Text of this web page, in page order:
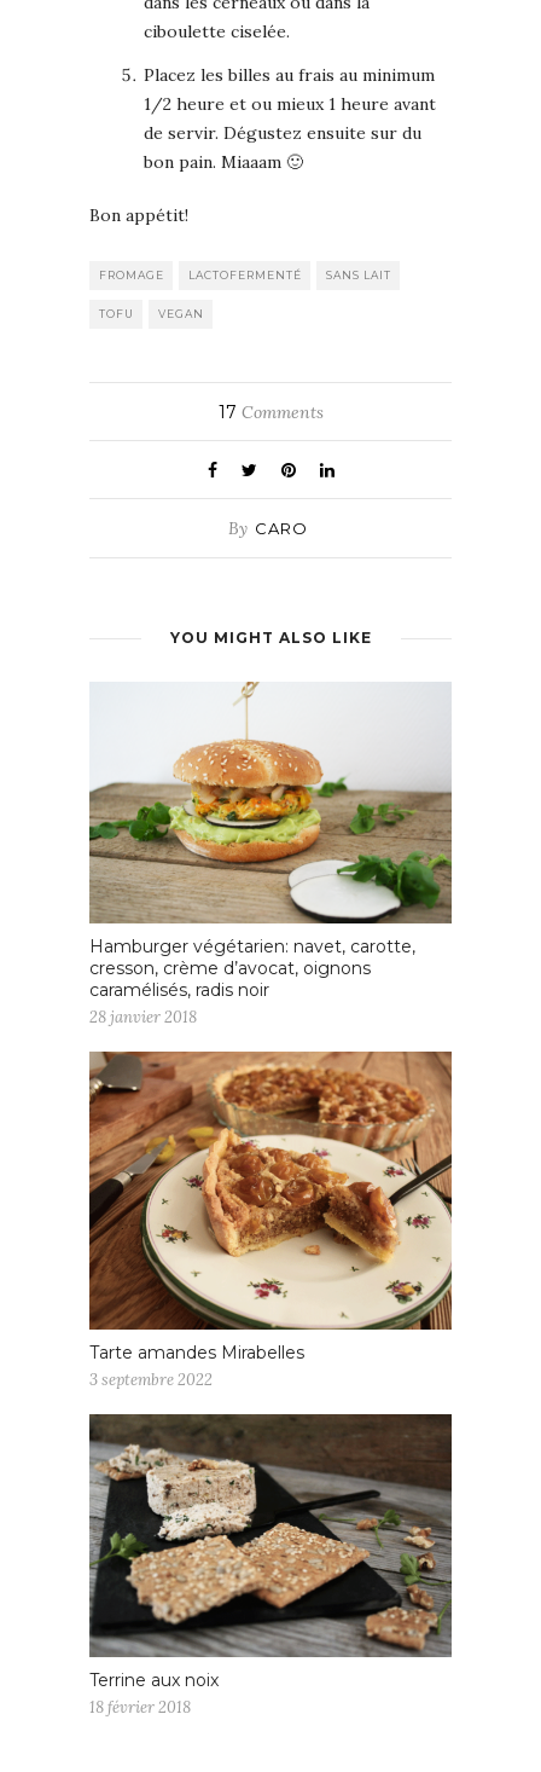
ciboulette ciselée.
Placez les billes au frais au minimum
1/2 heure et ou mieux 1 heure avant
de servir. Dégustez ensuite sur du
bon pain. Miaaam 🙂
Bon appétit!
FROMAGE LACTOFERMENTÉ SANS LAIT
TOFU VEGAN
17 Comments
By CARO
YOU MIGHT ALSO LIKE
Hamburger végétarien: navet, carotte,
cresson, crème d’avocat, oignons
caramélisés, radis noir
28 janvier 2018
Tarte amandes Mirabelles
3 septembre 2022
Terrine aux noix
18 février 2018